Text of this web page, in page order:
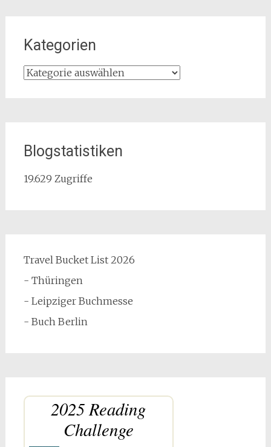
Kategorien
Kategorien
Blogstatistiken
19.629 Zugriffe
Travel Bucket List 2026
- Thüringen
- Leipziger Buchmesse
- Buch Berlin
2025 Reading
Challenge